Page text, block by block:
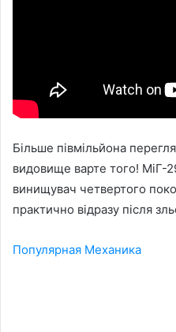
Більше півмільйона
видовище варте того! МіГ-
винищувач четвертого
практично відразу після
Популярная Механика